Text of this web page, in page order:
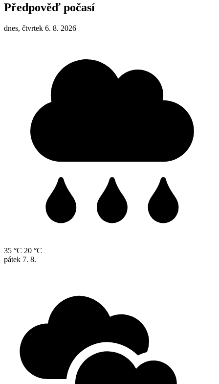
Předpověď počasí
dnes, čtvrtek 6. 8. 2026
35 °C 20 °C
pátek 7. 8.